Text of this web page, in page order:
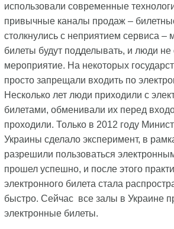
использовали современные
привычные каналы продаж –
столкнулись с неприятием сервиса –
билеты будут подделывать, и люди не
мероприятие. На некоторых
просто запрещали входить по
Несколько лет люди приходили с
билетами, обменивали их перед
проходили. Только в 2012 году
Украины сделало эксперимент, в
разрешили пользоваться
прошел успешно, и после этого
электронного билета стала
быстро. Сейчас все залы в Украине
электронные билеты.